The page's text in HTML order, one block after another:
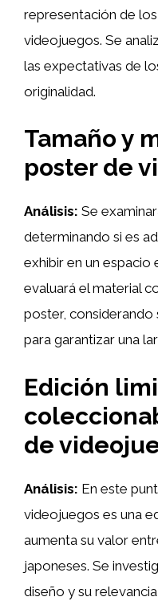
representación de
videojuegos. Se
las expectativas de
originalidad.
Tamaño y
poster de
Análisis: Se
determinando si es
exhibir en un espacio
evaluará el material
poster, considerando
para garantizar una
Edición
de
Análisis: En este
videojuegos es una
aumenta su valor
japoneses. Se
diseño y su